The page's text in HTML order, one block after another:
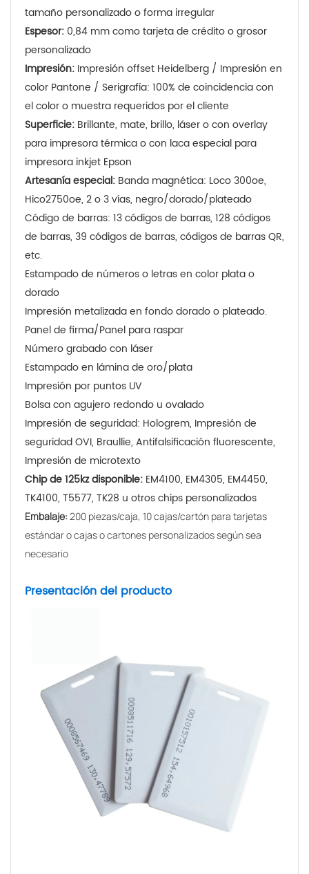
tamaño personalizado o forma irregular
Espesor: 0,84 mm como tarjeta de crédito o grosor
personalizado
Impresión: Impresión offset Heidelberg / Impresión en
color Pantone / Serigrafía: 100% de coincidencia con
el color o muestra requeridos por el cliente
Superficie: Brillante, mate, brillo, láser o con overlay
para impresora térmica o con laca especial para
impresora inkjet Epson
Artesanía especial: Banda magnética: Loco 300oe,
Hico2750oe, 2 o 3 vías, negro/dorado/plateado
Código de barras: 13 códigos de barras, 128 códigos
de barras, 39 códigos de barras, códigos de barras QR,
etc.
Estampado de números o letras en color plata o
dorado
Impresión metalizada en fondo dorado o plateado.
Panel de firma/Panel para raspar
Número grabado con láser
Estampado en lámina de oro/plata
Impresión por puntos UV
Bolsa con agujero redondo u ovalado
Impresión de seguridad: Hologrem, Impresión de
seguridad OVI, Braullie, Antifalsificación fluorescente,
Impresión de microtexto
Chip de 125kz disponible: EM4100, EM4305, EM4450,
TK4100, T5577, TK28 u otros chips personalizados
Embalaje:200 piezas/caja, 10 cajas/cartón para tarjetas
estándar o cajas o cartones personalizados según sea
necesario
Presentación del producto